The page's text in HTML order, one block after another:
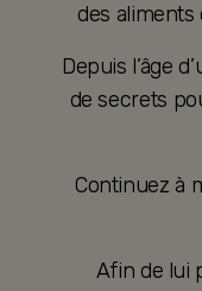
des
Depuis l’âge
de secrets
Continuez à
Afin de lui